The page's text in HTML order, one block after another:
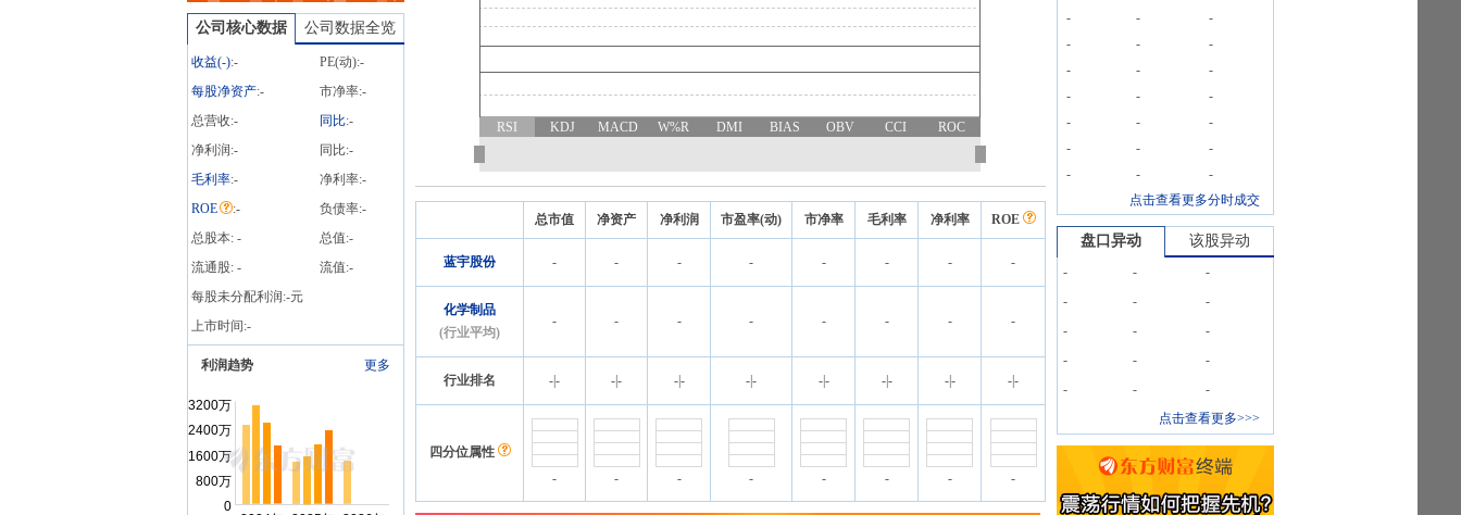
法》的规定,拟通过全资子
公司广东横琴蓝湾致远科
技创新投资有限公司,以其
新加坡全资子公司蓝锋有
限公司(BLUE VERTEX
PTE. LTD.)作为投资路径,
司(HK HIROSE Enterprise
Co., Limited)及公司全资子
PROSPEROUS LIMITED)
共同出资,在阿拉伯埃及共
和国设立控股子公司——
司(TRI-L Textile Innovation),
埃及亚历山大创联纺织项
目。本次投资方一共向埃
美元认购埃及控股子公司
注册资本1,500万美元,剩余
2,000万美元计入资本公
积。其中:(1)公司通过蓝湾
2,450万美元(蓝湾致远通过
公司核心数据 公司数据全览
收益(-):- PE(动):-
每股净资产:- 市净率:-
总营收:- 同比:-
净利润:- 同比:-
毛利率:- 净利率:-
ROE
:- 负债率:-
总股本: - 总值:-
流通股: - 流值:-
每股未分配利润:-元
上市时间:-
利润趋势 更多
RSI KDJ MACD W%R DMI BIAS OBV CCI ROC
总市值 净资产 净利润 市盈率(动) 市净率 毛利率 净利率 ROE
蓝宇股份 - - - - - - - -
化学制品
(行业平均)
- - - - - - - -
行业排名 -- -- -|- -- -|- -|- -|- --
四分位属性
-
- - - - - - -
-
-
-
-
-
-
-
-
-
-
-
-
-
-
-
-
-
-
-
-
-
点击查看更多分时成交
盘口异动 该股异动
- -
-
-
-
-
-
-
-
-
-
-
-
-
-
点击查看更多>>>